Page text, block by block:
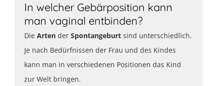
In welcher Gebärposition kann
man vaginal entbinden?
Die Arten der Spontangeburt sind unterschiedlich.
Je nach Bedürfnissen der Frau und des Kindes
kann man in verschiedenen Positionen das Kind
zur Welt bringen.